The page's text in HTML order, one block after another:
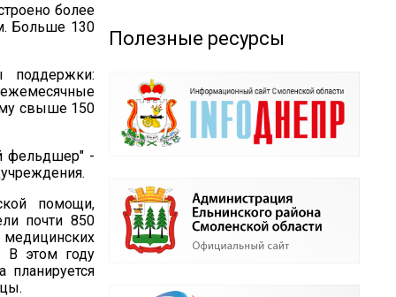
более
Больше 130
поддержки:
ежемесячные
свыше 150
фельдшер" -
помощи,
почти 850
медицинских
В этом году
Полезные ресурсы